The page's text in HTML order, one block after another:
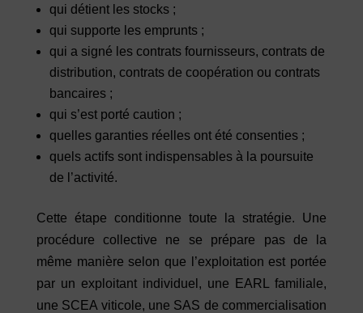
qui détient les stocks ;
qui supporte les emprunts ;
qui a signé les contrats fournisseurs, contrats de
distribution, contrats de coopération ou contrats
bancaires ;
qui s’est porté caution ;
quelles garanties réelles ont été consenties ;
quels actifs sont indispensables à la poursuite
de l’activité.
Cette étape conditionne toute la stratégie. Une
procédure collective ne se prépare pas de la
même manière selon que l’exploitation est portée
par un exploitant individuel, une EARL familiale,
une SCEA viticole, une SAS de commercialisation